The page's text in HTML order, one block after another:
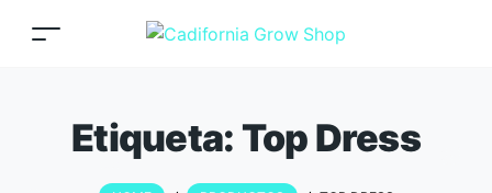
Etiqueta: Top Dress